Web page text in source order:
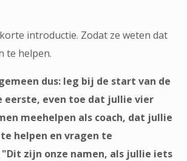
korte introductie. Zodat ze weten dat
te helpen.
dus: leg bij de start van de
eerste, even toe dat jullie vier
meehelpen als coach, dat jullie
helpen en vragen te
zijn onze namen, als jullie iets